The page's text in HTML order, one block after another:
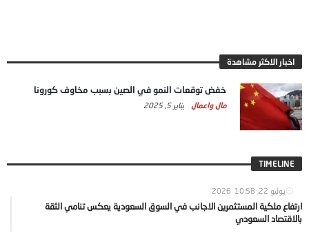
اخبار الاكثر مشاهدة
خفض توقعات النمو في الصين بسبب مخاوف كورونا
مال واعمال يناير 5, 2025
TIMELINE
يوليو 22, 2026 10:58
ارتفاع ملكية المستثمرين الاجانب في السوق السعودية يعكس تنامي الثقة
بالاقتصاد السعودي